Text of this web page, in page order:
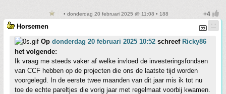
• donderdag 20 februari 2025 @ 11:08 • 188
Horsemen
Op donderdag 20 februari 2025 10:52 schreef Ricky86
het volgende:
Ik vraag me steeds vaker af welke invloed de investeringsfondsen
van CCF hebben op de projecten die ons de laatste tijd worden
voorgelegd. In de eerste twee maanden van dit jaar mis ik tot nu
toe de echte pareltjes die vorig jaar met regelmaat voorbij kwamen.